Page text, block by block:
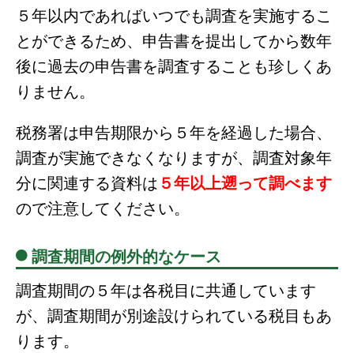
５年以内であればいつでも調査を実施するこ
とができるため、申告書を提出してから数年
後に過去の申告書を調査することも珍しくあ
りません。
税務署は申告期限から５年を経過した場合、
調査が実施できなくなりますが、調査対象年
分に関連する資料は ５年以上遡って調べます
ので注意してください。
調査期間の例外的なケース
調査期間の５年は各税目に共通しています
が、調査期間が別途設けられている税目もあ
ります。